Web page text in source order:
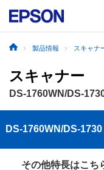
製品情報 スキャナ
スキャナー
DS-1760WN/DS-
DS-1760WN/DS-1730
その他特長はこち